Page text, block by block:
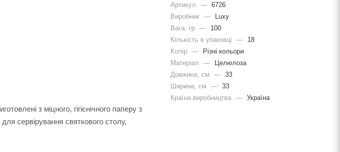
з міцного, гігієнічного паперу з
сервірування святкового столу,
Артикул — 6726
Виробник —
Luxy
Вага, гр —
100
Кількість в упаковці
—
18
Колір —
Різні кольори
Матеріал
—
Целюлоза
Довжина, cм
— 33
Ширина, cм
— 33
Країна виробництва — Україна